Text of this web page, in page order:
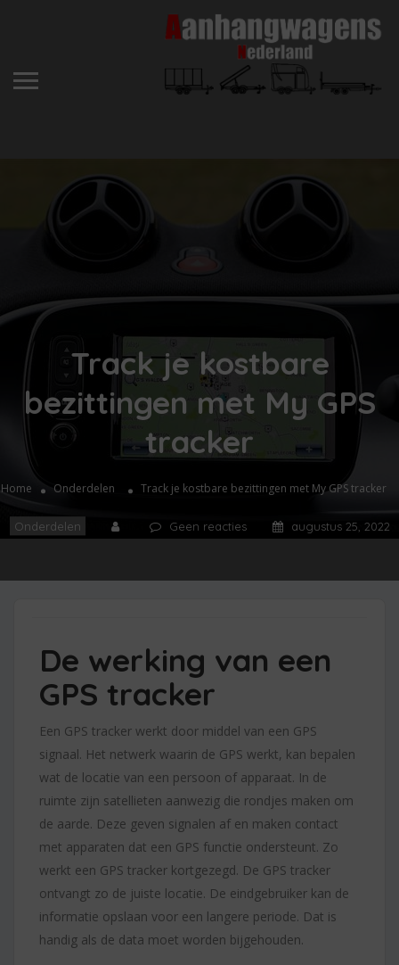
Track je kostbare
bezittingen met My GPS
tracker
Home Onderdelen Track je kostbare bezittingen met My GPS tracker
Onderdelen Geen reacties augustus 25, 2022
De werking van een
GPS tracker
Een GPS tracker werkt door middel van een GPS
signaal. Het netwerk waarin de GPS werkt, kan bepalen
wat de locatie van een persoon of apparaat. In de
ruimte zijn satellieten aanwezig die rondjes maken om
de aarde. Deze geven signalen af en maken contact
met apparaten dat een GPS functie ondersteunt. Zo
werkt een GPS tracker kortgezegd. De GPS tracker
ontvangt zo de juiste locatie. De eindgebruiker kan de
informatie opslaan voor een langere periode. Dat is
handig als de data moet worden bijgehouden.